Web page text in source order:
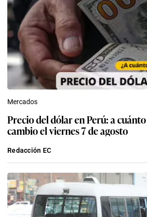
Mercados
Precio del dólar en Perú: a
cambio el viernes 7 de agosto
Redacción EC